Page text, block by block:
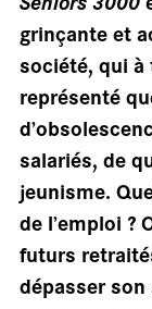
grinçante et
société, qui à
représenté
salariés, de
jeunisme.
de l’emploi ?
futurs
dépasser